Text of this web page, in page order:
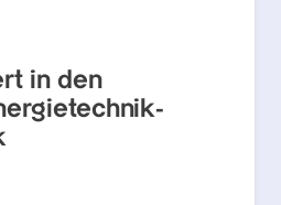
in den